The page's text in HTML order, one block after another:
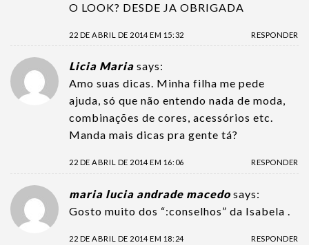
O LOOK? DESDE JA OBRIGADA
22 DE ABRIL DE 2014 EM 15:32 RESPONDER
Licia Maria says:
Amo suas dicas. Minha filha me pede
ajuda, só que não entendo nada de moda,
combinações de cores, acessórios etc.
Manda mais dicas pra gente tá?
22 DE ABRIL DE 2014 EM 16:06 RESPONDER
maria lucia andrade macedo says:
Gosto muito dos “:conselhos” da Isabela .
22 DE ABRIL DE 2014 EM 18:24 RESPONDER